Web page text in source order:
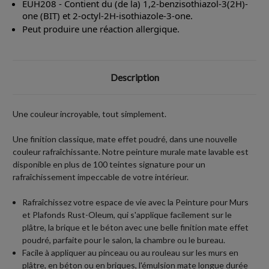
EUH208 - Contient du (de la) 1,2-benzisothiazol-3(2H)-
one (BIT) et 2-octyl-2H-isothiazole-3-one.
Peut produire une réaction allergique.
Description
Une couleur incroyable, tout simplement.
Une finition classique, mate effet poudré, dans une nouvelle
couleur rafraîchissante. Notre peinture murale mate lavable est
disponible en plus de 100 teintes signature pour un
rafraîchissement impeccable de votre intérieur.
Rafraîchissez votre espace de vie avec la Peinture pour Murs
et Plafonds Rust-Oleum, qui s'applique facilement sur le
plâtre, la brique et le béton avec une belle finition mate effet
poudré, parfaite pour le salon, la chambre ou le bureau.
Facile à appliquer au pinceau ou au rouleau sur les murs en
plâtre, en béton ou en briques, l'émulsion mate longue durée